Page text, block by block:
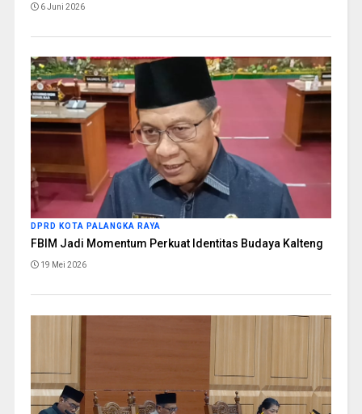
6 Juni 2026
DPRD KOTA PALANGKA RAYA
FBIM Jadi Momentum Perkuat Identitas Budaya Kalteng
19 Mei 2026